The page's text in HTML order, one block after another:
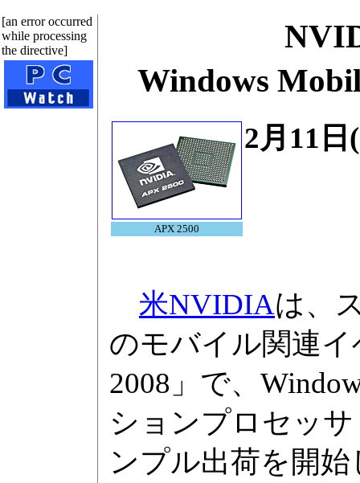
[an error occurred
while processing
the directive]
Windows
APX 2500
2月11
米NVIDIAは、
のモバイル関連イ
2008」で、
ションプロセッ
ンプル出荷を開